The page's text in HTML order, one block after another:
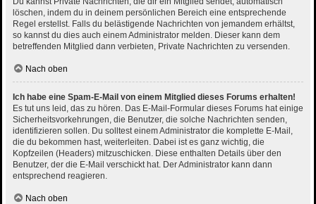
löschen, indem du in deinem persönlichen Bereich eine entsprechende
Regel erstellst. Falls du belästigende Nachrichten von jemandem erhältst,
so kannst du dies auch einem Administrator melden. Dieser kann dem
betreffenden Mitglied dann verbieten, Private Nachrichten zu versenden.
Nach oben
Ich habe eine Spam-E-Mail von einem Mitglied dieses Forums erhalten!
Es tut uns leid, das zu hören. Das E-Mail-Formular dieses Forums hat einige
Sicherheitsvorkehrungen, die Benutzer, die solche Nachrichten senden,
identifizieren sollen. Du solltest einem Administrator die komplette E-Mail,
die du bekommen hast, weiterleiten. Dabei ist es ganz wichtig, die
Kopfzeilen (Headers) mitzuschicken. Diese enthalten Details über den
Benutzer, der die E-Mail verschickt hat. Der Administrator kann dann
entsprechend reagieren.
Nach oben